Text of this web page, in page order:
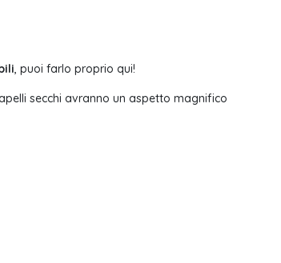
, puoi farlo proprio qui!
secchi avranno un aspetto magnifico